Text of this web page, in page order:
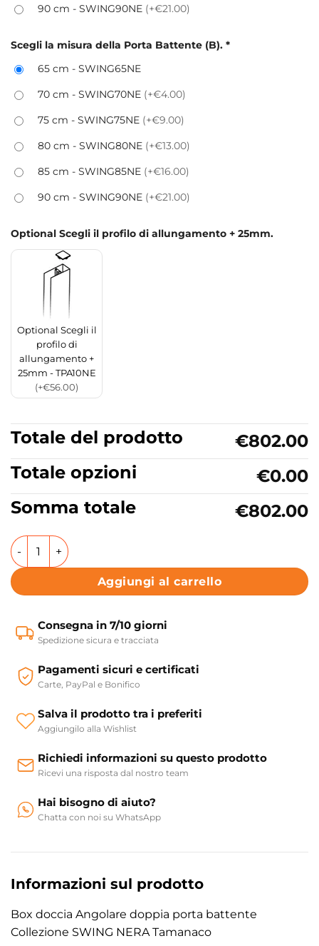
90 cm - SWING90NE (+€21.00)
Scegli la misura della Porta Battente (B). *
65 cm - SWING65NE
70 cm - SWING70NE (+€4.00)
75 cm - SWING75NE (+€9.00)
80 cm - SWING80NE (+€13.00)
85 cm - SWING85NE (+€16.00)
90 cm - SWING90NE (+€21.00)
Optional Scegli il profilo di allungamento + 25mm.
Optional Scegli il
profilo di
allungamento +
25mm - TPA10NE
(+€56.00)
Totale del prodotto
€802.00
Totale opzioni
€0.00
Somma totale
€802.00
Box doccia Angolare doppia porta battente Collezione
Aggiungi al carrello
Consegna in 7/10 giorni
Spedizione sicura e tracciata
Pagamenti sicuri e certificati
Carte, PayPal e Bonifico
Salva il prodotto tra i preferiti
Aggiungilo alla Wishlist
Richiedi informazioni su questo prodotto
Ricevi una risposta dal nostro team
Hai bisogno di aiuto?
Chatta con noi su WhatsApp
Informazioni sul prodotto
Box doccia Angolare doppia porta battente
Collezione SWING NERA Tamanaco